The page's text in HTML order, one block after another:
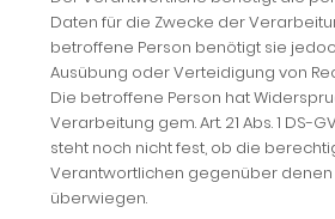
Daten für die Zwecke der
betroffene Person benötigt sie
Ausübung oder Verteidigung von
Die betroffene Person hat
Verarbeitung gem. Art. 21 Abs. 1 DS-
steht noch nicht fest, ob die
Verantwortlichen gegenüber
überwiegen.